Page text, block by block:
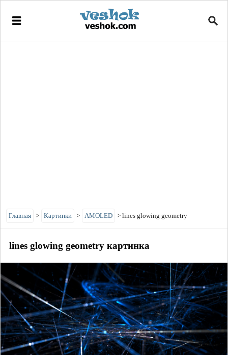
Главная > Картинки > AMOLED > lines glowing geometry
lines glowing geometry картинка